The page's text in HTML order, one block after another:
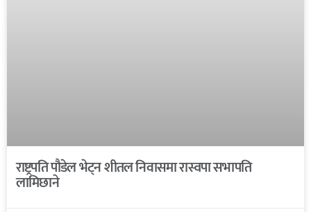
राष्ट्रपति पौडेल भेट्न शीतल निवासमा रास्वपा सभापति
लामिछाने